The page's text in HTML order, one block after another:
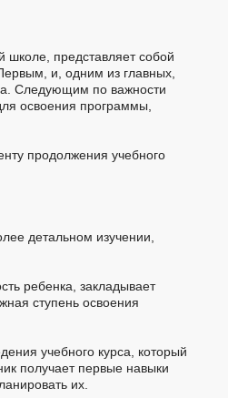
школе, представляет собой
и, одним из главных,
Следующим по важности
освоения программы,
продолжения учебного
детальном изучении,
ребенка, закладывает
ступень освоения
учебного курса, который
получает первые навыки
их.